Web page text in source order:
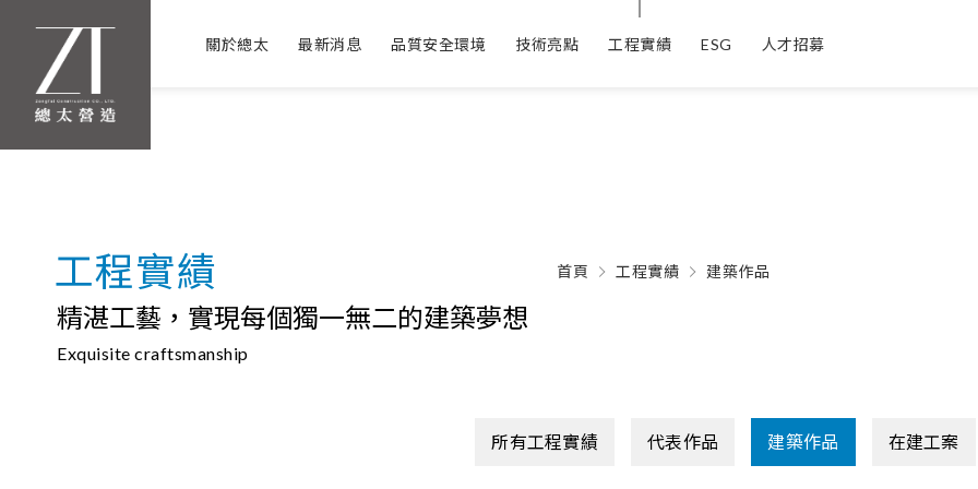
關於總太 最新消息 品質安全環境 技術亮點 工程實績 ESG 人才招募
工程實績
精湛工藝，實現每個獨一無二的建築夢想
Exquisite craftsmanship
首頁 工程實績 建築作品
所有工程實績 代表作品 建築作品 在建工案